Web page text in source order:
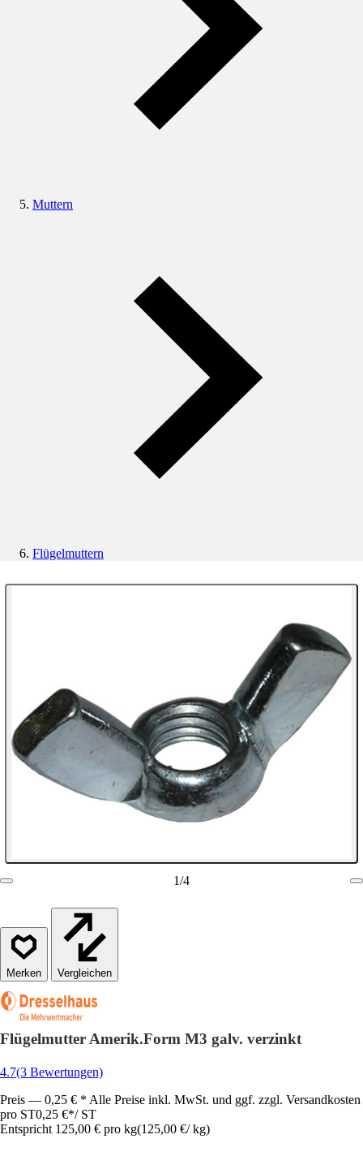
Muttern
Flügelmuttern
1/4
Vergleichen
Flügelmutter Amerik.Form M3 galv. verzinkt
4.7(3 Bewertungen)
Preis — 0,25 € * Alle Preise inkl. MwSt. und ggf. zzgl. Versandkosten
pro ST0,25 €*/ ST
Entspricht 125,00 € pro kg(125,00 €/ kg)